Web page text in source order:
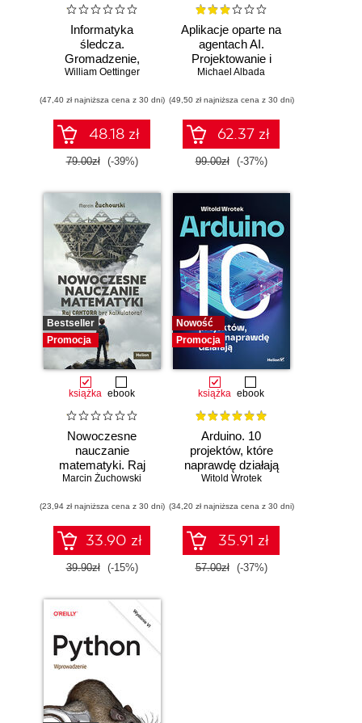
Informatyka
śledcza.
Gromadzenie,
analiza i
dowodów
elektronicznych dla
początkujących.
Wydanie II
William Oettinger
(47,40 zł najniższa cena z 30 dni)
48.18 zł
79.00zł (-39%)
Aplikacje oparte na
agentach AI.
Projektowanie i
wdrażanie
wieloagentowych
Michael Albada
(49,50 zł najniższa cena z 30 dni)
62.37 zł
99.00zł (-37%)
Bestseller
Promocja
książka ebook
Nowoczesne
nauczanie
matematyki. Raj
Cantora bez
Marcin Żuchowski
(23,94 zł najniższa cena z 30 dni)
33.90 zł
39.90zł (-15%)
Nowość
Promocja
książka ebook
Arduino. 10
projektów, które
naprawdę działają
Witold Wrotek
(34,20 zł najniższa cena z 30 dni)
35.91 zł
57.00zł (-37%)